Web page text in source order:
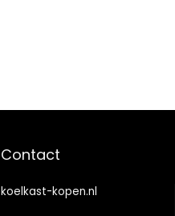
Contact
koelkast-kopen.nl